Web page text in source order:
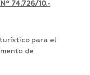
Nº 74.726/10.-
para el
de